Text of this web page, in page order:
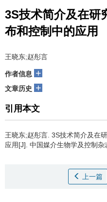
3S技术简介及在研
布和控制中的应用
王晓东;赵彤言
作者信息 +
文章历史 +
引用本文
王晓东;赵彤言. 3S技术简介及在
应用[J]. 中国媒介生物学及控制
上一篇